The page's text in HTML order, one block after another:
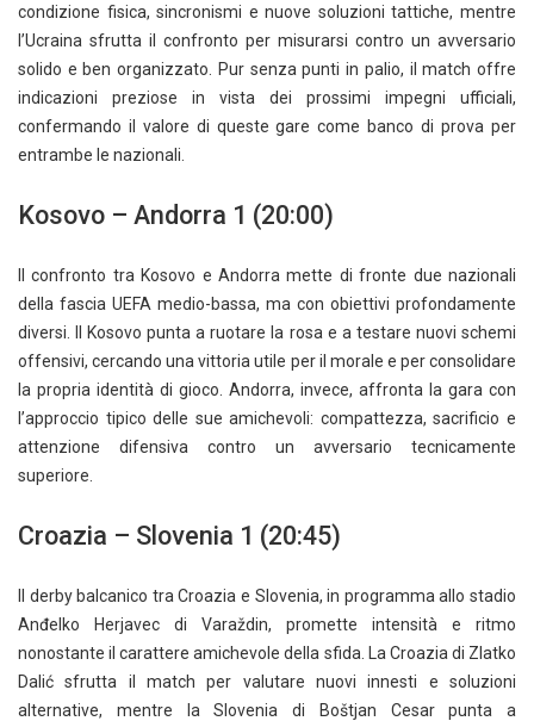
condizione fisica, sincronismi e nuove soluzioni tattiche, mentre
l’Ucraina sfrutta il confronto per misurarsi contro un avversario
solido e ben organizzato. Pur senza punti in palio, il match offre
indicazioni preziose in vista dei prossimi impegni ufficiali,
confermando il valore di queste gare come banco di prova per
entrambe le nazionali.
Kosovo – Andorra 1 (20:00)
Il confronto tra Kosovo e Andorra mette di fronte due nazionali
della fascia UEFA medio-bassa, ma con obiettivi profondamente
diversi. Il Kosovo punta a ruotare la rosa e a testare nuovi schemi
offensivi, cercando una vittoria utile per il morale e per consolidare
la propria identità di gioco. Andorra, invece, affronta la gara con
l’approccio tipico delle sue amichevoli: compattezza, sacrificio e
attenzione difensiva contro un avversario tecnicamente
superiore.
Croazia – Slovenia 1 (20:45)
Il derby balcanico tra Croazia e Slovenia, in programma allo stadio
Anđelko Herjavec di Varaždin, promette intensità e ritmo
nonostante il carattere amichevole della sfida. La Croazia di Zlatko
Dalić sfrutta il match per valutare nuovi innesti e soluzioni
alternative, mentre la Slovenia di Boštjan Cesar punta a